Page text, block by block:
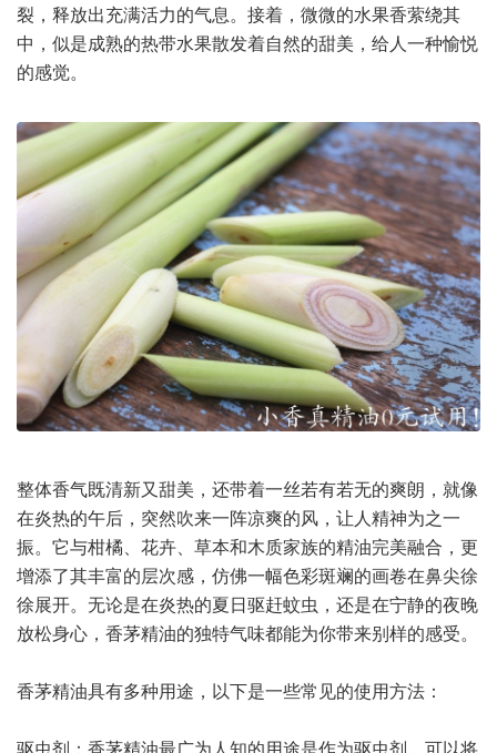
裂，释放出充满活力的气息。接着，微微的水果香萦绕其
中，似是成熟的热带水果散发着自然的甜美，给人一种愉悦
的感觉。
整体香气既清新又甜美，还带着一丝若有若无的爽朗，就像
在炎热的午后，突然吹来一阵凉爽的风，让人精神为之一
振。它与柑橘、花卉、草本和木质家族的精油完美融合，更
增添了其丰富的层次感，仿佛一幅色彩斑斓的画卷在鼻尖徐
徐展开。无论是在炎热的夏日驱赶蚊虫，还是在宁静的夜晚
放松身心，香茅精油的独特气味都能为你带来别样的感受。
香茅精油具有多种用途，以下是一些常见的使用方法：
驱虫剂：香茅精油最广为人知的用途是作为驱虫剂。可以将